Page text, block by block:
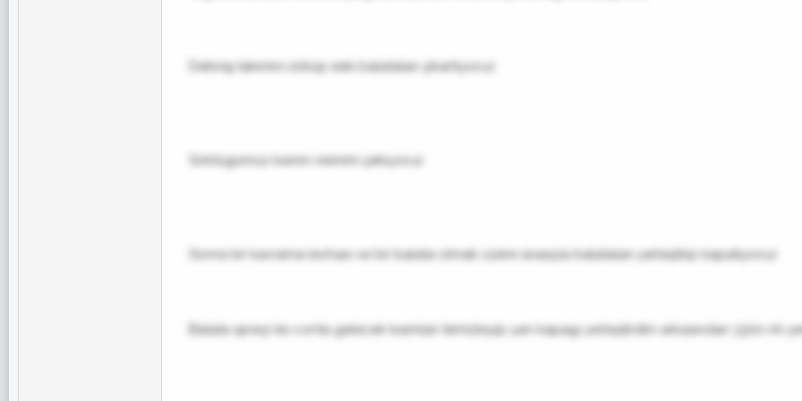
Debriaj takımını söküp eski balataları çıkartıyoruz
Söktügümüz kısmın resmini çekiyoruz
Sonra bir kavrama levhası ve bir balata olmak üzere sırasıyla balataları yerleştirip kapatıyoruz
Balata spreyi ile conta gelecek kısımları temizleyip yan kapagı yerleştirdim arkasından 3300 ml